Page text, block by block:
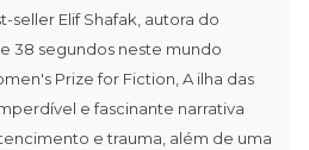
Elif Shafak, autora do
38 segundos neste mundo
Prize for Fiction, A ilha das
e fascinante narrativa
e trauma, além de uma